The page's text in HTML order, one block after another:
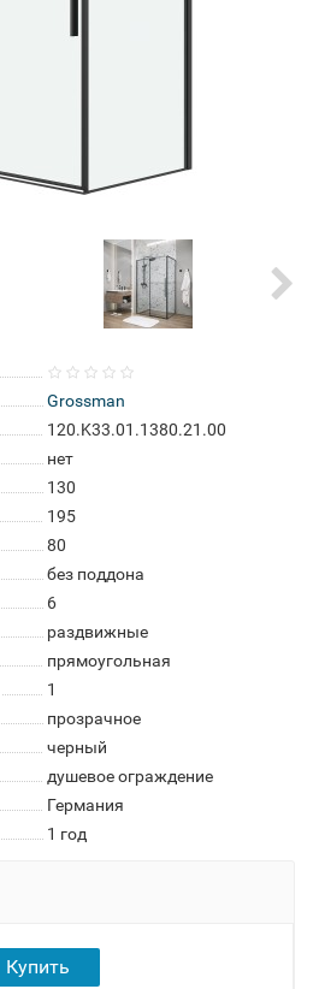
Grossman
120.K33.01.1380.21.00
нет
130
195
80
без поддона
6
раздвижные
прямоугольная
1
прозрачное
черный
душевое ограждение
Германия
1 год
Купить